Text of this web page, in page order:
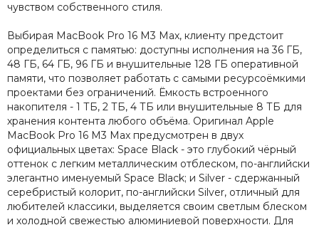
чувством собственного стиля.
Выбирая MacBook Pro 16 M3 Max, клиенту предстоит
определиться с памятью: доступны исполнения на 36 ГБ,
48 ГБ, 64 ГБ, 96 ГБ и внушительные 128 ГБ оперативной
памяти, что позволяет работать с самыми ресурсоёмкими
проектами без ограничений. Ёмкость встроенного
накопителя - 1 ТБ, 2 ТБ, 4 ТБ или внушительные 8 ТБ для
хранения контента любого объёма. Оригинал Apple
MacBook Pro 16 M3 Max предусмотрен в двух
официальных цветах: Space Black - это глубокий чёрный
оттенок с легким металлическим отблеском, по-английски
элегантно именуемый Space Black; и Silver - сдержанный
серебристый колорит, по-английски Silver, отличный для
любителей классики, выделяется своим светлым блеском
и холодной свежестью алюминиевой поверхности. Для